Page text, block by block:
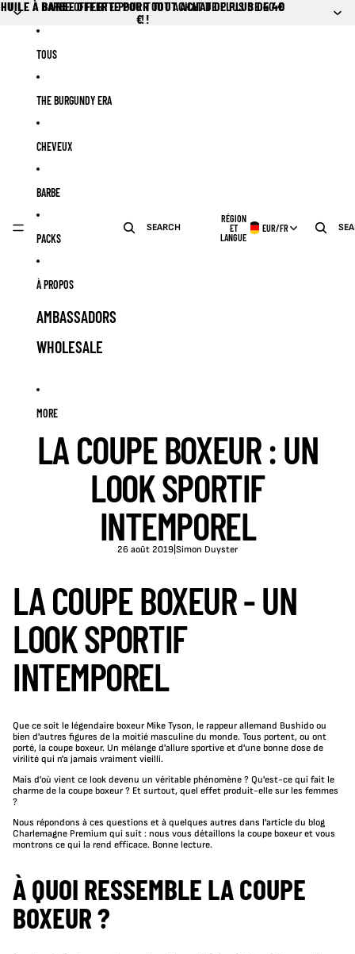
HUILE À BARBE OFFERTE POUR TOUT ACHAT DE PLUS DE 40
€ !
HUILE À BARBE OFFERTE POUR TOUT ACHAT DE PLUS DE 40 €
!
TOUS
THE BURGUNDY ERA
CHEVEUX
BARBE
PACKS
À PROPOS
AMBASSADORS
WHOLESALE
MORE
SEARCH
RÉGION
ET
LANGUE
EUR/FR
LA COUPE BOXEUR : UN
LOOK SPORTIF
INTEMPOREL
26 août 2019 Simon Duyster
LA COUPE BOXEUR - UN
LOOK SPORTIF
INTEMPOREL
Que ce soit le légendaire boxeur Mike Tyson, le rappeur allemand Bushido ou
bien d'autres figures de la moitié masculine du monde. Tous portent, ou ont
porté, la coupe boxeur. Un mélange d'allure sportive et d'une bonne dose de
virilité qui n'a jamais vraiment vieilli.
Mais d'où vient ce look devenu un véritable phénomène ? Qu'est-ce qui fait le
charme de la coupe boxeur ? Et surtout, quel effet produit-elle sur les femmes
?
Nous répondons à ces questions et à quelques autres dans l'article du blog
Charlemagne Premium qui suit : nous vous détaillons la coupe boxeur et vous
montrons ce qui la rend efficace. Bonne lecture.
À QUOI RESSEMBLE LA COUPE
BOXEUR ?